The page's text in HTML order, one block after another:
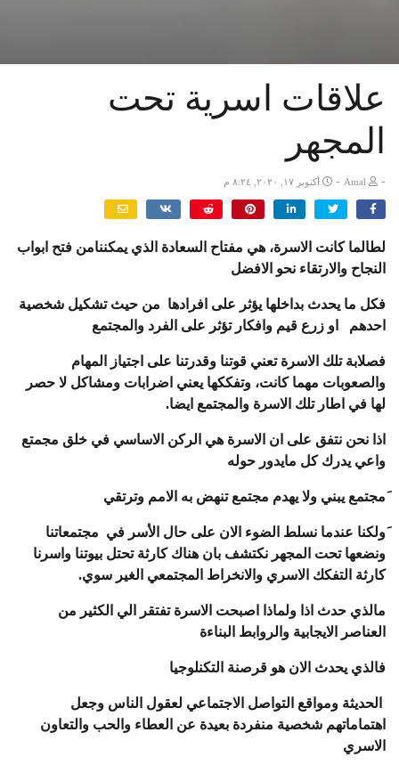
علاقات اسرية تحت
المجهر
-
- أكتوبر ١٧, ٢٠٢٠, ٨:٢٤ م
لطالما كانت الاسرة، هي مفتاح السعادة الذي يمكننامن فتح ابواب
النجاح والارتقاء نحو الافضل
فكل ما يحدث بداخلها يؤثر على افرادها من حيث تشكيل شخصية
احدهم او زرع قيم وافكار تؤثر على الفرد والمجتمع
فصلابة تلك الاسرة تعني قوتنا وقدرتنا على اجتياز المهام
والصعوبات مهما كانت، وتفككها يعني اضرابات ومشاكل لا حصر
لها في اطار تلك الاسرة والمجتمع ايضا.
اذا نحن نتفق على ان الاسرة هي الركن الاساسي في خلق مجمتع
واعي يدرك كل مايدور حوله
َمجتمع يبني ولا يهدم مجتمع تنهض به الامم وترتقي
َولكنا عندما نسلط الضوء الان على حال الأسر في مجتمعاتنا
ونضعها تحت المجهر نكتشف بان هناك كارثة تحتل بيوتنا واسرنا
كارثة التفكك الاسري والانخراط المجتمعي الغير سوي.
مالذي حدث اذا ولماذا اصبحت الاسرة تفتقر الي الكثير من
العناصر الايجابية والروابط البناءة
فالذي يحدث الان هو قرصنة التكنلوجيا
الحديثة ومواقع التواصل الاجتماعي لعقول الناس وجعل
اهتماماتهم شخصية منفردة بعيدة عن العطاء والحب والتعاون
الاسري